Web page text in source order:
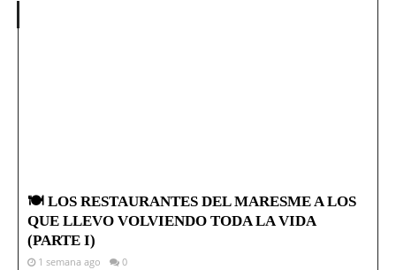
🍽️ LOS RESTAURANTES DEL MARESME A LOS
QUE LLEVO VOLVIENDO TODA LA VIDA
(PARTE I)
1 semana ago 0